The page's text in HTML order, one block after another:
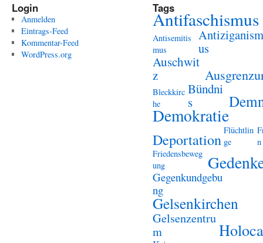
Login
Anmelden
Eintrags-Feed
Kommentar-Feed
WordPress.org
Tags
Antifaschismus
Antisemitis
mus
Antiziganism
us
Auschwit
z
Bleckkirc
he
Bündni
s
Demokratie
Deportation
Flüchtlin
ge
n
Friedensbeweg
ung
Gegenkundgebu
ng
Gelsenkirchen
Gelsenzentru
m